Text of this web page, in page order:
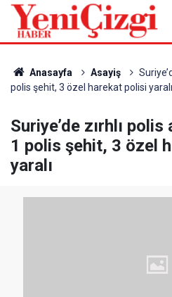
Anasayfa Asayiş
polis şehit, 3 özel harekat polisi yaralı
Suriye’de zırhlı polis
1 polis şehit, 3 özel
yaralı